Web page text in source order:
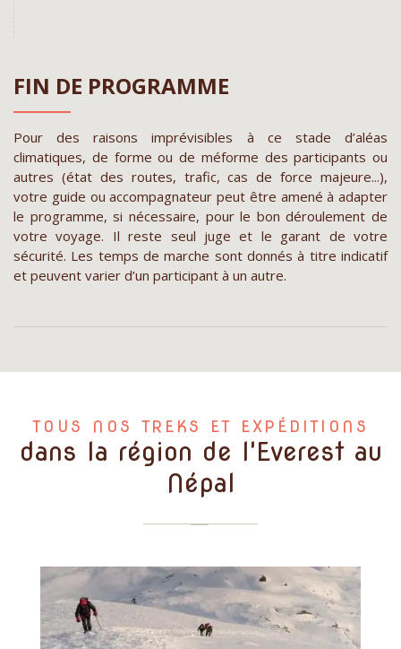
FIN DE PROGRAMME
Pour des raisons imprévisibles à ce stade d’aléas
climatiques, de forme ou de méforme des participants ou
autres (état des routes, trafic, cas de force majeure...),
votre guide ou accompagnateur peut être amené à adapter
le programme, si nécessaire, pour le bon déroulement de
votre voyage. Il reste seul juge et le garant de votre
sécurité. Les temps de marche sont donnés à titre indicatif
et peuvent varier d’un participant à un autre.
TOUS NOS TREKS ET EXPÉDITIONS
dans la région de l'Everest au
Népal